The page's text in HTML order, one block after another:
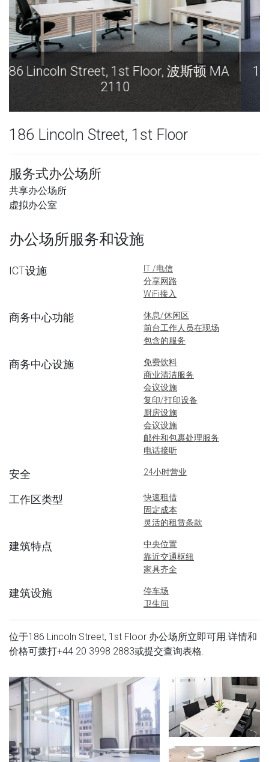
186 Lincoln Street, 1st Floor, 波斯顿 MA
2110
186 Lincoln Street, 1st Floor
服务式办公场所
共享办公场所
虚拟办公室
办公场所服务和设施
ICT设施
IT /电信
分享网路
WiFi接入
商务中心功能
休息/休闲区
前台工作人员在现场
包含的服务
商务中心设施
免费饮料
商业清洁服务
会议设施
复印/打印设备
厨房设施
会议设施
邮件和包裹处理服务
电话接听
安全 24小时营业
工作区类型
快速租借
固定成本
灵活的租赁条款
建筑特点
中央位置
靠近交通枢纽
家具齐全
建筑设施
停车场
卫生间
位于186 Lincoln Street, 1st Floor 办公场所立即可用.详情和
价格可拨打+44 20 3998 2883或提交查询表格.